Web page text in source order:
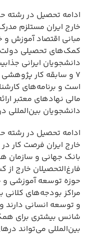
ادامه تحصیل در رشته
خارج ایران مستلزم
مبانی اقتصاد آموزش
کمک‌های تحصیلی
دانشجویان ایرانی
۷ و سابقه کار پژوهشی
است و برنامه‌های
مالی نهادهای معتبر
دانشجویان
ادامه تحصیل در رشته
خارج ایران فرصت کار
بانک جهانی و سازمان
فارغ‌التحصیلان خارج
حوزه توسعه آموزشی و
مراکز بودجه‌های
و توسعه انسانی
شانس بیشتری برای
بین‌المللی می‌تواند